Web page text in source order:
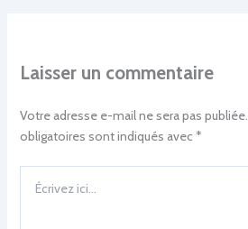
Laisser un commentaire
Votre adresse e-mail ne sera pas publiée.
obligatoires sont indiqués avec *
ici…